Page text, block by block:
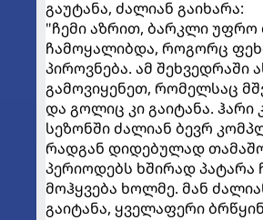
გაუტანა, ძალიან გაიხარა:
"ჩემი აზრით, ბარკლი უფრო
ჩამოყალიბდა, როგორც
პიროვნება. ამ შეხვედრაში
გამოვიყენეთ, რომელსაც
და გოლიც კი გაიტანა. ჰარი
სეზონში ძალიან ბევრ
რადგან დიდებულად
პერიოდებს ხშირად პატარა
მოჰყვება ხოლმე. მან
გაიტანა, ყველაფერი